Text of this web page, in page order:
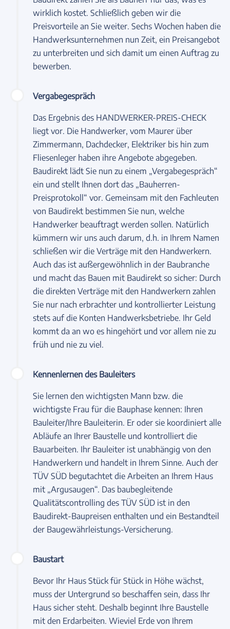
wirklich kostet. Schließlich geben wir die
Preisvorteile an Sie weiter. Sechs Wochen haben die
Handwerksunternehmen nun Zeit, ein Preisangebot
zu unterbreiten und sich damit um einen Auftrag zu
bewerben.
Vergabegespräch
Das Ergebnis des HANDWERKER-PREIS-CHECK
liegt vor. Die Handwerker, vom Maurer über
Zimmermann, Dachdecker, Elektriker bis hin zum
Fliesenleger haben ihre Angebote abgegeben.
Baudirekt lädt Sie nun zu einem „Vergabegespräch“
ein und stellt Ihnen dort das „Bauherren-
Preisprotokoll“ vor. Gemeinsam mit den Fachleuten
von Baudirekt bestimmen Sie nun, welche
Handwerker beauftragt werden sollen. Natürlich
kümmern wir uns auch darum, d.h. in Ihrem Namen
schließen wir die Verträge mit den Handwerkern.
Auch das ist außergewöhnlich in der Baubranche
und macht das Bauen mit Baudirekt so sicher: Durch
die direkten Verträge mit den Handwerkern zahlen
Sie nur nach erbrachter und kontrollierter Leistung
stets auf die Konten Handwerksbetriebe. Ihr Geld
kommt da an wo es hingehört und vor allem nie zu
früh und nie zu viel.
Kennenlernen des Bauleiters
Sie lernen den wichtigsten Mann bzw. die
wichtigste Frau für die Bauphase kennen: Ihren
Bauleiter/Ihre Bauleiterin. Er oder sie koordiniert alle
Abläufe an Ihrer Baustelle und kontrolliert die
Bauarbeiten. Ihr Bauleiter ist unabhängig von den
Handwerkern und handelt in Ihrem Sinne. Auch der
TÜV SÜD begutachtet die Arbeiten an Ihrem Haus
mit „Argusaugen“. Das baubegleitende
Qualitätscontrolling des TÜV SÜD ist in den
Baudirekt-Baupreisen enthalten und ein Bestandteil
der Baugewährleistungs-Versicherung.
Baustart
Bevor Ihr Haus Stück für Stück in Höhe wächst,
muss der Untergrund so beschaffen sein, dass Ihr
Haus sicher steht. Deshalb beginnt Ihre Baustelle
mit den Erdarbeiten. Wieviel Erde von Ihrem